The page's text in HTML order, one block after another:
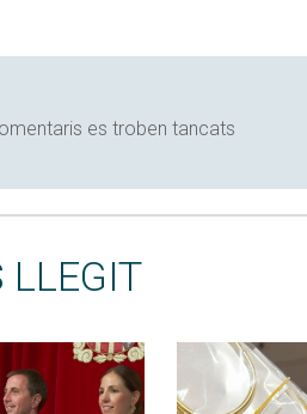
es troben tancats
LLEGIT